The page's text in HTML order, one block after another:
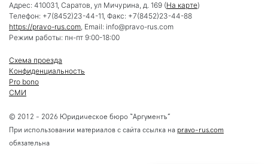
© 2012 - 2026 Юридическое бюро “Аргументъ”
При использовании материалов с сайта ссылка на pravo-rus.com
обязательна
Адрес: 410031, Саратов, ул Мичурина, д. 169 (На карте)
Телефон: +7(8452)23-44-11, Факс: +7(8452)23-44-88
https://pravo-rus.com, Email: info@pravo-rus.com
Режим работы: пн-пт 9:00-18:00
Схема проезда
Конфиденциальность
Pro bono
СМИ